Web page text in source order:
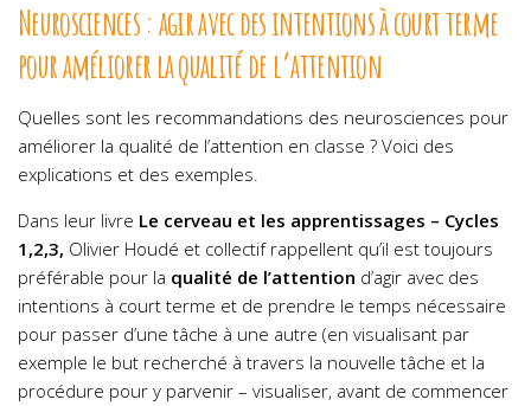
Neurosciences : agir avec des intentions à court terme
pour améliorer la qualité de l’attention
Quelles sont les recommandations des neurosciences pour
améliorer la qualité de l’attention en classe ? Voici des
explications et des exemples.
Dans leur livre Le cerveau et les apprentissages – Cycles
1,2,3, Olivier Houdé et collectif rappellent qu’il est toujours
préférable pour la qualité de l’attention d’agir avec des
intentions à court terme et de prendre le temps nécessaire
pour passer d’une tâche à une autre (en visualisant par
exemple le but recherché à travers la nouvelle tâche et la
procédure pour y parvenir – visualiser, avant de commencer